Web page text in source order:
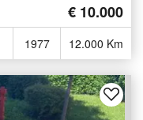
€ 10.000
1977 12.000 Km